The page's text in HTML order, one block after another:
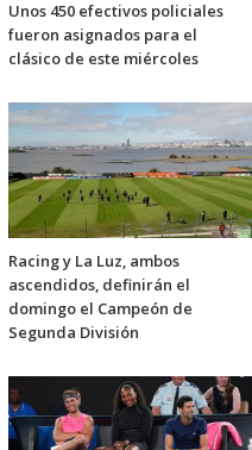
Unos 450 efectivos policiales
fueron asignados para el
clásico de este miércoles
Racing y La Luz, ambos
ascendidos, definirán el
domingo el Campeón de
Segunda División